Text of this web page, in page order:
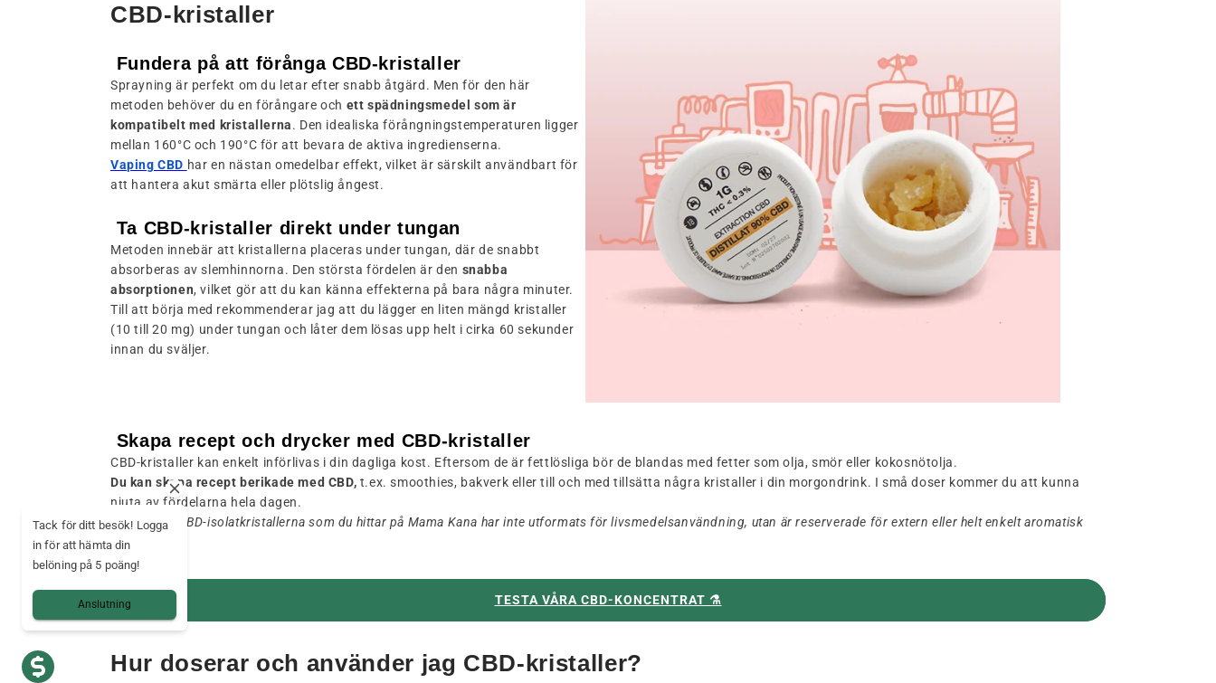
CBD-kristaller
Fundera på att förånga CBD-kristaller
Sprayning är perfekt om du letar efter snabb åtgärd. Men för den här
metoden behöver du en förångare och ett spädningsmedel som är
kompatibelt med kristallerna. Den idealiska förångningstemperaturen ligger
mellan 160°C och 190°C för att bevara de aktiva ingredienserna.
Vaping CBD har en nästan omedelbar effekt, vilket är särskilt användbart för
att hantera akut smärta eller plötslig ångest.
Ta CBD-kristaller direkt under tungan
Metoden innebär att kristallerna placeras under tungan, där de snabbt
absorberas av slemhinnorna. Den största fördelen är den snabba
absorptionen, vilket gör att du kan känna effekterna på bara några minuter.
Till att börja med rekommenderar jag att du lägger en liten mängd kristaller
(10 till 20 mg) under tungan och låter dem lösas upp helt i cirka 60 sekunder
innan du sväljer.
Skapa recept och drycker med CBD-kristaller
CBD-kristaller kan enkelt införlivas i din dagliga kost. Eftersom de är fettlösliga bör de blandas med fetter som olja, smör eller kokosnötolja.
Du kan skapa recept berikade med CBD, t.ex. smoothies, bakverk eller till och med tillsätta några kristaller i din morgondrink. I små doser kommer du att kunna
njuta av fördelarna hela dagen.
Observera: CBD-isolatkristallerna som du hittar på Mama Kana har inte utformats för livsmedelsanvändning, utan är reserverade för extern eller helt enkelt aromatisk
användning.
TESTA VÅRA CBD-KONCENTRAT ⚗️
Hur doserar och använder jag CBD-kristaller?
Tack för ditt besök! Logga
in för att hämta din
belöning på 5 poäng!
Anslutning